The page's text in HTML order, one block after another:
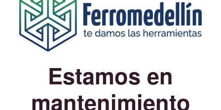
Estamos en
mantenimiento